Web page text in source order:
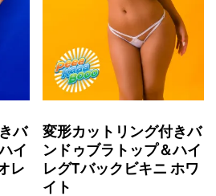
バ
イ
レ
変形カットリング付きバ
ンドゥブラトップ＆ハイ
レグTバックビキニ ホワ
イト